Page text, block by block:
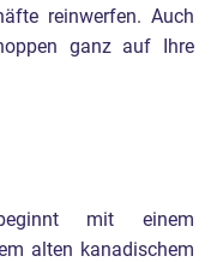
reinwerfen. Auch
ganz auf Ihre
mit einem
alten kanadischem